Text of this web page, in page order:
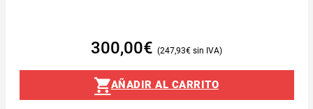
300,00€ 247,93€
AÑADIR AL CARRITO